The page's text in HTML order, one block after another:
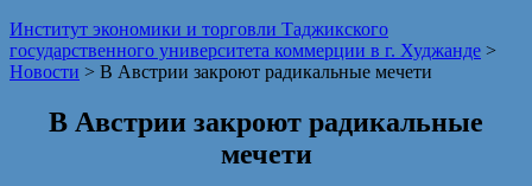
Институт экономики и торговли Таджикского
государственного университета коммерции в г. Худжанде >
Новости > В Австрии закроют радикальные мечети
В Австрии закроют радикальные
мечети